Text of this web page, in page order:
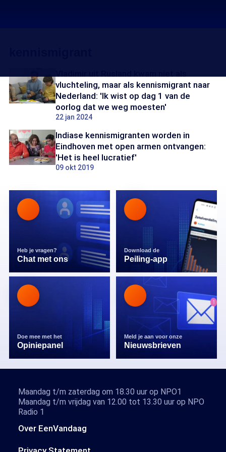
vluchteling, maar als kennismigrant naar
Nederland: 'Ik wist op dag 1 van de
oorlog dat we weg moesten'
22 jan 2024
Indiase kennismigranten worden in
Eindhoven met open armen ontvangen:
'Het is heel lucratief'
09 okt 2019
Heb je vragen?
Chat met ons
Download de
Peiling-app
Doe mee met het
Opiniepanel
Meld je aan voor onze
Nieuwsbrieven
Over EenVandaag
Maandag t/m zaterdag om 18.30 uur op NPO1
Maandag t/m vrijdag van 12.00 tot 13.30 uur op NPO
Radio 1